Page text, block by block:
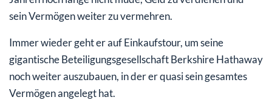
sein Vermögen weiter zu vermehren.
Immer wieder geht er auf Einkaufstour, um seine
gigantische Beteiligungsgesellschaft Berkshire Hathaway
noch weiter auszubauen, in der er quasi sein gesamtes
Vermögen angelegt hat.